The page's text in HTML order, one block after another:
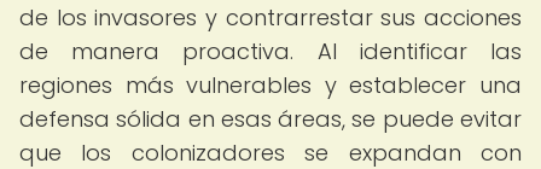
de los invasores y contrarrestar sus acciones
de manera proactiva. Al identificar las
regiones más vulnerables y establecer una
defensa sólida en esas áreas, se puede evitar
que los colonizadores se expandan con